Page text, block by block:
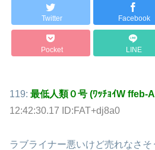
Twitter Facebook
Pocket LINE
119: 最低人類０号 (ﾜｯﾁｮｲW ffeb-
12:42:30.17 ID:FAT+dj8a0
ラブライナー悪いけど売れなさそ